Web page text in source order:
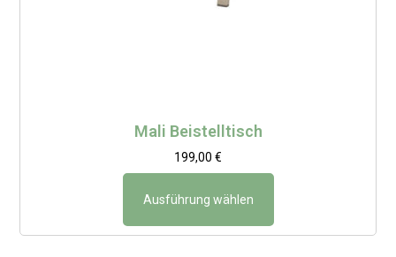
Mali Beistelltisch
199,00 €
Ausführung wählen